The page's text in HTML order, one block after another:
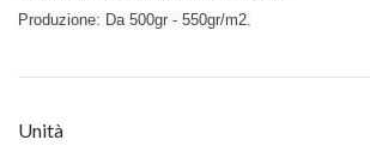
Produzione: Da 500gr - 550gr/m2.
Unità